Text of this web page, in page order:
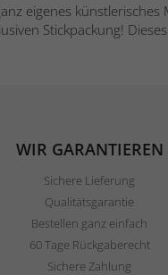
eigenes künstlerisches
Stickpackung!
WIR GARANTIEREN
Sichere Lieferung
Qualitätsgarantie
Bestellen ganz einfach
60 Tage Rückgaberecht
Sichere Zahlung